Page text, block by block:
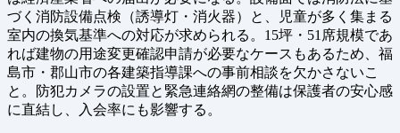
づく消防設備点検（誘導灯・消火器）と、児童が多く集まる
室内の換気基準への対応が求められる。15坪・51席規模であ
れば建物の用途変更確認申請が必要なケースもあるため、福
島市・郡山市の各建築指導課への事前相談を欠かさないこ
と。防犯カメラの設置と緊急連絡網の整備は保護者の安心感
に直結し、入会率にも影響する。